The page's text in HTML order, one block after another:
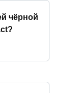
чёрной